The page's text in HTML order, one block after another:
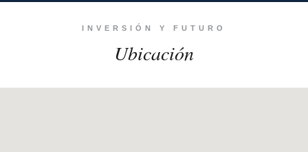
INVERSIÓN Y FUTURO
Ubicación